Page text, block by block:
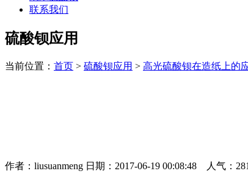
联系我们
硫酸钡应用
当前位置： 首页 > 硫酸钡应用 > 高光硫酸钡在造纸上的
作者：liusuanmeng 日期：2017-06-19 00:08:48 人气：